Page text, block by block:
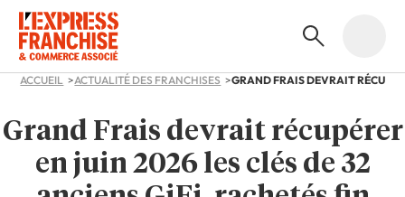
ACCUEIL ACTUALITÉ DES FRANCHISES
Grand Frais devrait récupérer
en juin 2026 les clés de 32